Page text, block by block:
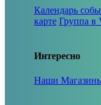
Календарь
карте Группа в
Интересно
Наши